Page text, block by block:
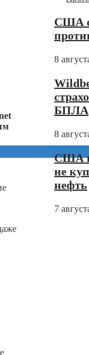
США
8
БПЛА
8
США
не
нефть
7